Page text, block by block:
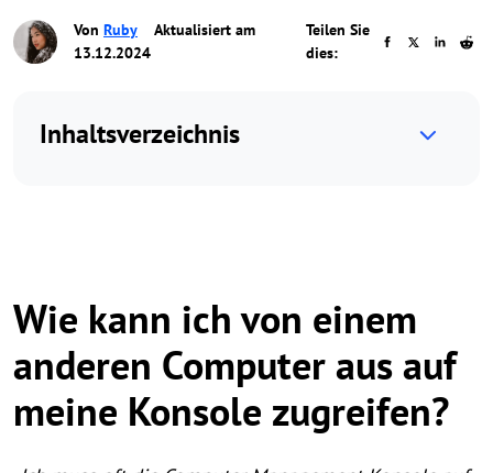
Von Ruby
Aktualisiert am
13.12.2024
Teilen Sie
dies:
Inhaltsverzeichnis
Wie kann ich von einem
anderen Computer aus auf
meine Konsole zugreifen?